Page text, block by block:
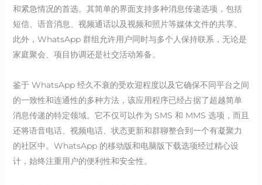
和紧急情况的首选。其简单的界面支持多种消息传递选项，包括
短信、语音消息、视频通话以及视频和照片等媒体文件的共享。
此外，WhatsApp 群组允许用户同时与多个人保持联系，无论是
家庭聚会、项目协调还是社交活动筹备。
鉴于 WhatsApp 经久不衰的受欢迎程度以及它确保不同平台之间
的一致性和连通性的多种方法，该应用程序已经占据了超越简单
消息传递的特定领域。它不仅可以作为 SMS 和 MMS 选项，而且
还将语音电话、视频电话、状态更新和群聊整合到一个有凝聚力
的社区中。WhatsApp 的移动版和电脑版下载选项经过精心设
计，始终注重用户的便利性和安全性。